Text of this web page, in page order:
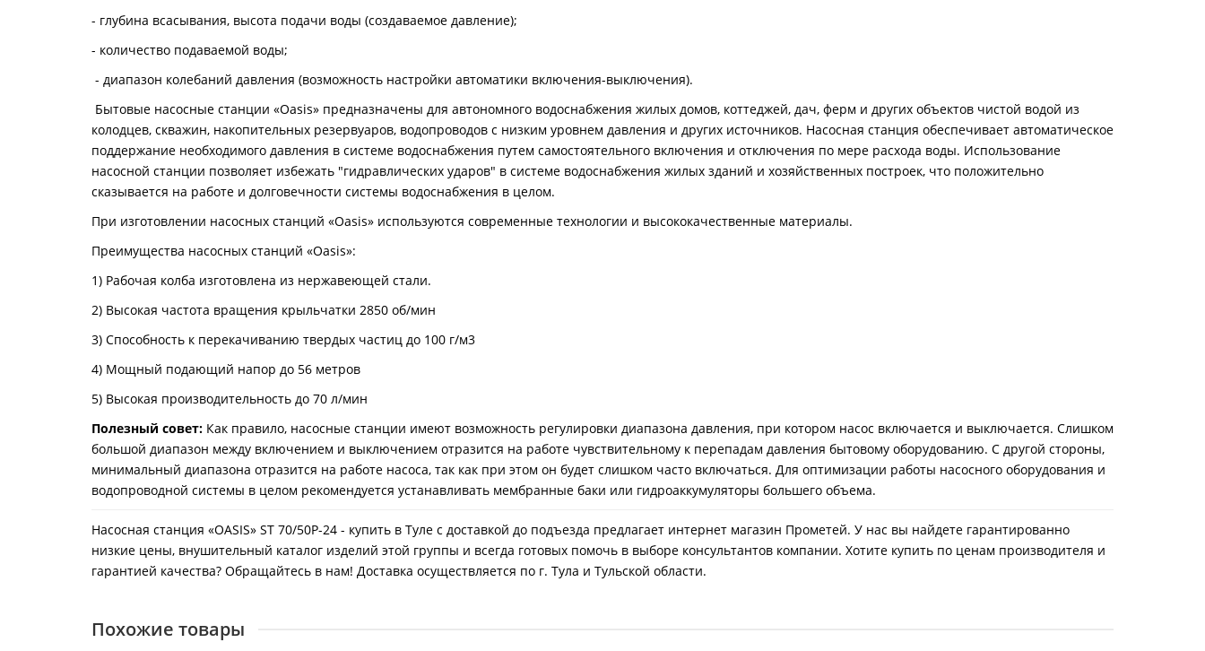
- глубина всасывания, высота подачи воды (создаваемое давление);
- количество подаваемой воды;
- диапазон колебаний давления (возможность настройки автоматики включения-выключения).
Бытовые насосные станции «Oasis» предназначены для автономного водоснабжения жилых домов, коттеджей, дач, ферм и других объектов чистой водой из
колодцев, скважин, накопительных резервуаров, водопроводов с низким уровнем давления и других источников. Насосная станция обеспечивает автоматическое
поддержание необходимого давления в системе водоснабжения путем самостоятельного включения и отключения по мере расхода воды. Использование
насосной станции позволяет избежать "гидравлических ударов" в системе водоснабжения жилых зданий и хозяйственных построек, что положительно
сказывается на работе и долговечности системы водоснабжения в целом.
При изготовлении насосных станций «Oasis» используются современные технологии и высококачественные материалы.
Преимущества насосных станций «Oasis»:
1) Рабочая колба изготовлена из нержавеющей стали.
2) Высокая частота вращения крыльчатки 2850 об/мин
3) Способность к перекачиванию твердых частиц до 100 г/м3
4) Мощный подающий напор до 56 метров
5) Высокая производительность до 70 л/мин
Полезный совет: Как правило, насосные станции имеют возможность регулировки диапазона давления, при котором насос включается и выключается. Слишком
большой диапазон между включением и выключением отразится на работе чувствительному к перепадам давления бытовому оборудованию. С другой стороны,
минимальный диапазона отразится на работе насоса, так как при этом он будет слишком часто включаться. Для оптимизации работы насосного оборудования и
водопроводной системы в целом рекомендуется устанавливать мембранные баки или гидроаккумуляторы большего объема.
Насосная станция «OASIS» ST 70/50Р-24 - купить в Туле с доставкой до подъезда предлагает интернет магазин Прометей. У нас вы найдете гарантированно
низкие цены, внушительный каталог изделий этой группы и всегда готовых помочь в выборе консультантов компании. Хотите купить по ценам производителя и
гарантией качества? Обращайтесь в нам! Доставка осуществляется по г. Тула и Тульской области.
Похожие товары